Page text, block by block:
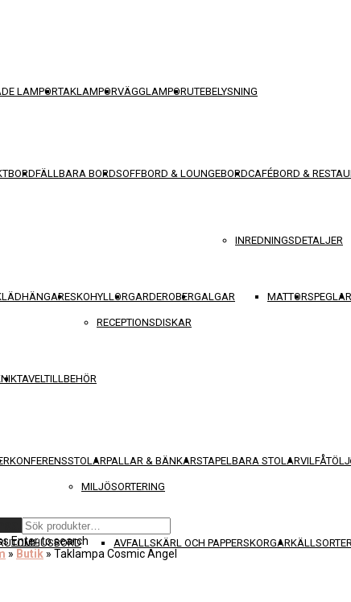
LAMPORTAKLAMPORVÄGGLAMPORUTEBELYSNING
FÄLLBARA BORDSOFFBORD & LOUNGEBORDCAFÉBORD &
SKOHYLLORGARDEROBERGALGAR
INREDNINGSDETALJER
MATTORSPEGLAR
TAVELTILLBEHÖR
RECEPTIONSDISKAR
KONFERENSSTOLARPALLAR & BÄNKARSTAPELBARA STOLAR
UTOMHUSBORD
MILJÖSORTERING
AVFALLSKÄRL OCH PAPPERSKORGAR
Enterto search
» Butik » Taklampa Cosmic Angel